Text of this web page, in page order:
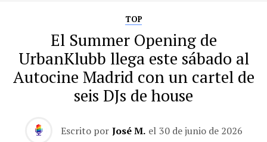
TOP
El Summer Opening de
UrbanKlubb llega este sábado al
Autocine Madrid con un cartel de
seis DJs de house
Escrito por José M. el 30 de junio de 2026